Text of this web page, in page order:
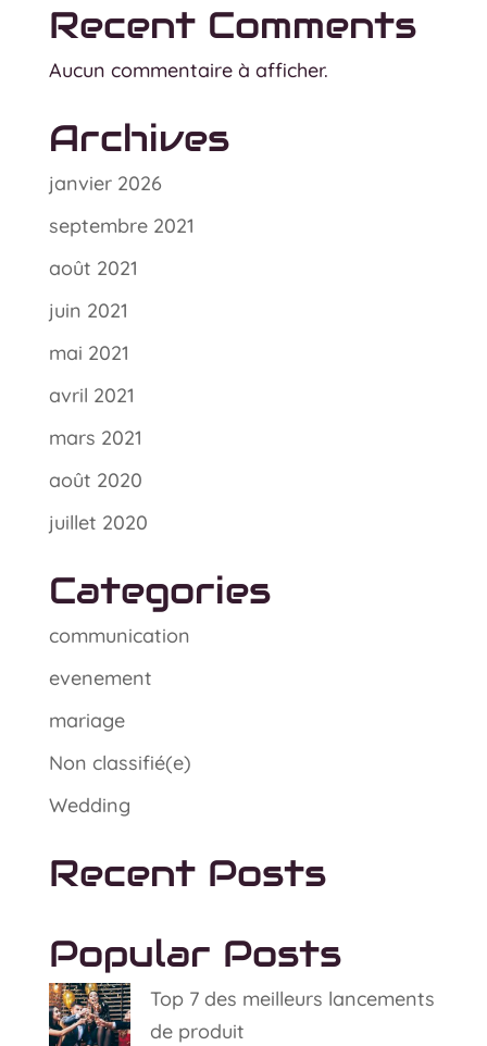
Recent Comments
Aucun commentaire à afficher.
Archives
janvier 2026
septembre 2021
août 2021
juin 2021
mai 2021
avril 2021
mars 2021
août 2020
juillet 2020
Categories
communication
evenement
mariage
Non classifié(e)
Wedding
Recent Posts
Popular Posts
Top 7 des meilleurs lancements
de produit